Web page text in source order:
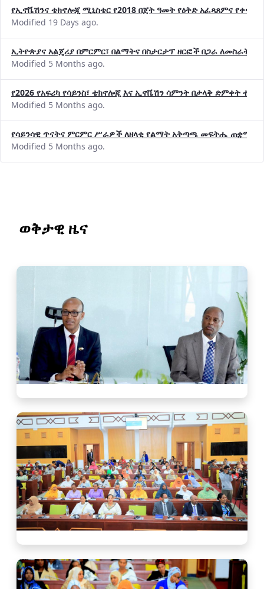
የኢኖቬሽንና ቴክኖሎጂ ሚኒስቴር የ2018 በጀት ዓመት የዕቅድ አፈጻጸምና
Modified 19 Days ago.
ኢትዮጵያና አልጄሪያ በምርምር፣ በልማትና በስታርታፕ ዘርፎች በጋራ ለመስራት
Modified 5 Months ago.
የ2026 የአፍሪካ የሳይንስ፣ ቴክኖሎጂ እና ኢኖቬሽን ሳምንት በታላቅ ድምቀት
Modified 5 Months ago.
የሳይንሳዊ ጥናትና ምርምር ሥራዎች ለዘላቂ የልማት አቅጣጫ መፍትሔ ጠቋሚ
Modified 5 Months ago.
ወቅታዊ ዜና